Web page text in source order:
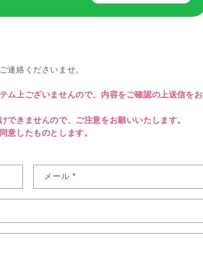
連絡くださいませ。
ム上ございませんので、内容をご確認の上送信をお
きませんので、ご注意をお願いいたします。
意したものとします。
メール *